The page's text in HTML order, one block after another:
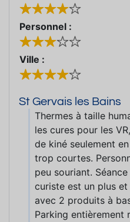
Personnel :
Ville :
St Gervais les Bains
Thermes à taille
les cures pour les
de kiné seulement
trop courtes.
peu souriant.
curiste est un plus et
avec 2 produits à
Parking entièrement